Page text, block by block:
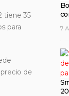
tiene 35
para
de
7